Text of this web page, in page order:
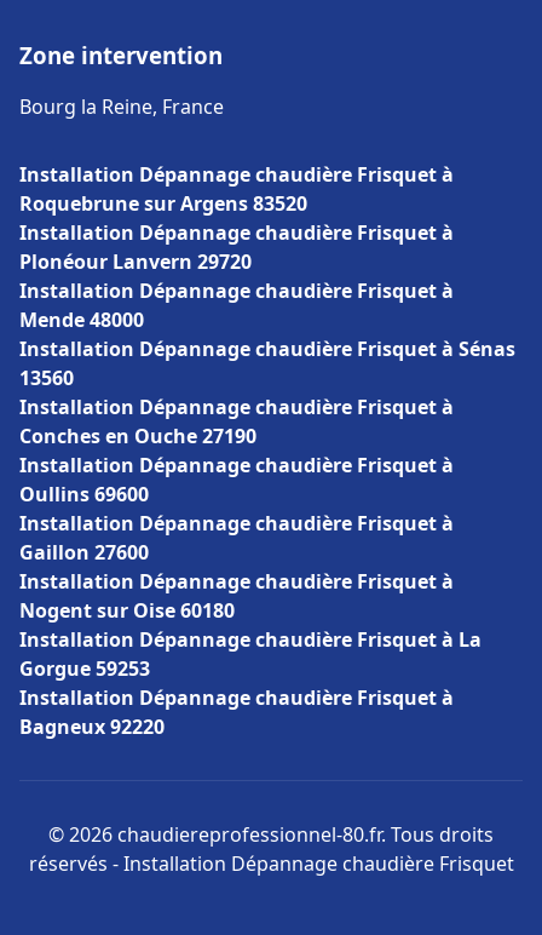
Zone intervention
Bourg la Reine, France
Installation Dépannage chaudière Frisquet à
Roquebrune sur Argens 83520
Installation Dépannage chaudière Frisquet à
Plonéour Lanvern 29720
Installation Dépannage chaudière Frisquet à
Mende 48000
Installation Dépannage chaudière Frisquet à Sénas
13560
Installation Dépannage chaudière Frisquet à
Conches en Ouche 27190
Installation Dépannage chaudière Frisquet à
Oullins 69600
Installation Dépannage chaudière Frisquet à
Gaillon 27600
Installation Dépannage chaudière Frisquet à
Nogent sur Oise 60180
Installation Dépannage chaudière Frisquet à La
Gorgue 59253
Installation Dépannage chaudière Frisquet à
Bagneux 92220
© 2026 chaudiereprofessionnel-80.fr. Tous droits
réservés - Installation Dépannage chaudière Frisquet